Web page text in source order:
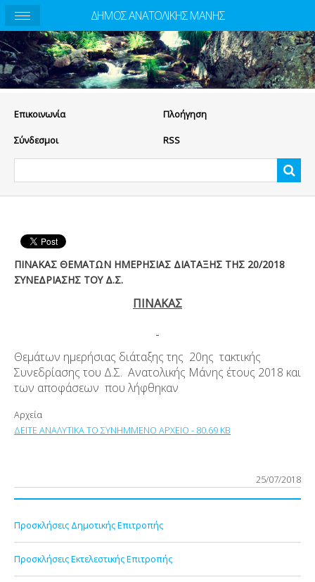
Eπικοινωνία Πλοήγηση
Σύνδεσμοι RSS
ΠΙΝΑΚΑΣ ΘΕΜΑΤΩΝ ΗΜΕΡΗΣΙΑΣ ΔΙΑΤΑΞΗΣ ΤΗΣ 20/2018
ΣΥΝΕΔΡΙΑΣΗΣ ΤΟΥ Δ.Σ.
ΠΙΝΑΚΑΣ
Θεμάτων ημερήσιας διάταξης της 20ης τακτικής
Συνεδρίασης του Δ.Σ. Ανατολικής Μάνης έτους 2018 και
των αποφάσεων που λήφθηκαν
Αρχεία
ΔΕΙΤΕ ΑΝΑΛΥΤΙΚΑ ΤΟ ΣΥΝΗΜΜΕΝΟ ΑΡΧΕΙΟ - 80.69 KB
25/07/2018
Προσκλήσεις Δημοτικής Επιτροπής
Προσκλήσεις Εκτελεστικής Επιτροπής
ΔΗΜΟΣ ΑΝΑΤΟΛΙΚΗΣ ΜΑΝΗΣ